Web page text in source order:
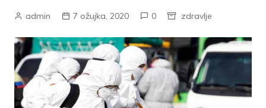
admin 7 ožujka, 2020 0 zdravlje